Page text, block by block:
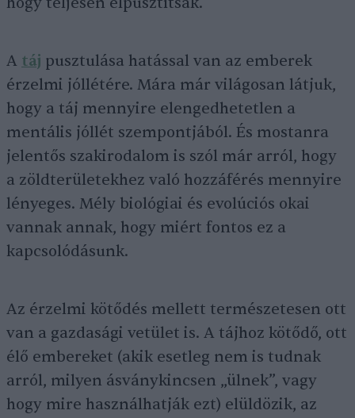
A táj pusztulása hatással van az emberek
érzelmi jóllétére. Mára már világosan látjuk,
hogy a táj mennyire elengedhetetlen a
mentális jóllét szempontjából. És mostanra
jelentős szakirodalom is szól már arról, hogy
a zöldterületekhez való hozzáférés mennyire
lényeges. Mély biológiai és evolúciós okai
vannak annak, hogy miért fontos ez a
kapcsolódásunk.
Az érzelmi kötődés mellett természetesen ott
van a gazdasági vetület is. A tájhoz kötődő, ott
élő embereket (akik esetleg nem is tudnak
arról, milyen ásványkincsen „ülnek”, vagy
hogy mire használhatják ezt) elüldözik, az